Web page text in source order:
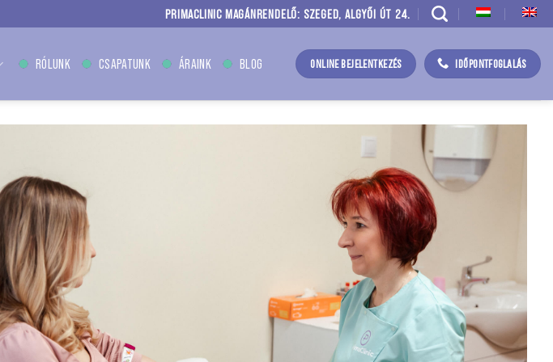
PRIMACLINIC MAGÁNRENDELŐ: SZEGED, ALGYŐI ÚT 24.
RÓLUNK CSAPATUNK ÁRAINK BLOG ONLINE BEJELENTKEZÉS IDŐPONTFOGLALÁS